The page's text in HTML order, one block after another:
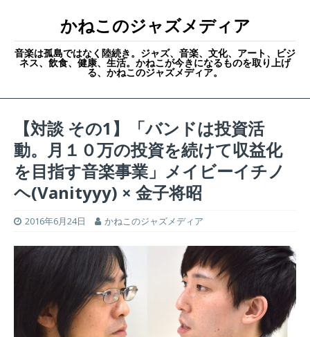
かねこのジャズメディア
音楽は孤島ではなく陸続き。ジャズ、音楽、文化、アート、ビジ
ネス、飲食、健康、生活。かねこが今きになるものを取り上げ
る、かねこのジャズメディア。
【対談 その1】「バンドは投資活
動。月１０万の投資を続けて収益化
を目指す音楽事業」メイビーイチノ
ヘ(Vanityyy) × 金子将昭
2016年6月24日 かねこのジャズメディア